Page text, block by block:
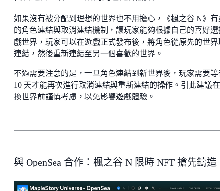
如果沒有被分配到理想的世界也不用擔心，《楓之谷 N》有
的角色連結與取消連結機制，讓玩家能夠根據自己的喜好選
戲世界，玩家可以在遊戲正式發布後，將角色從原先的世界
連結，然後重新連結至另一個喜歡的世界。
不過需要注意的是，一旦角色連結到新世界後，玩家需要等
10 天才能再次進行取消連結與重新連結的操作。引此建議
換世界前謹慎考慮，以免影響遊戲體驗。
與 OpenSea 合作：楓之谷 N 限時 NFT 搶先鑄造